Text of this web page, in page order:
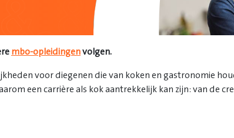
mbo-opleidingenvolgen.
voor diegenen die van koken en gastronomie
een carrière als kok aantrekkelijk kan zijn: van de